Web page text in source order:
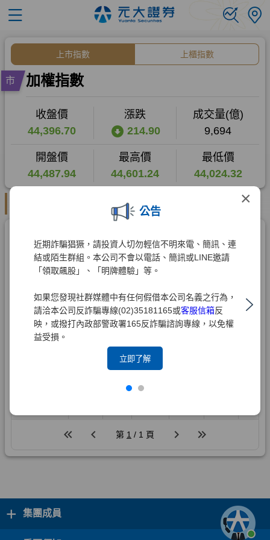
×
公告
近期詐騙猖獗，請投資人切勿輕信不明來電、簡訊、連
結或陌生群組。本公司不會以電話、簡訊或LINE邀請
「領取飆股」、「明牌體驗」等。
如果您發現社群媒體中有任何假借本公司名義之行為，
請洽本公司反詐騙專線(02)35181165或客服信箱反
映，或撥打內政部警政署165反詐騙諮詢專線，以免權
益受損。
立即了解
+ 集團成員